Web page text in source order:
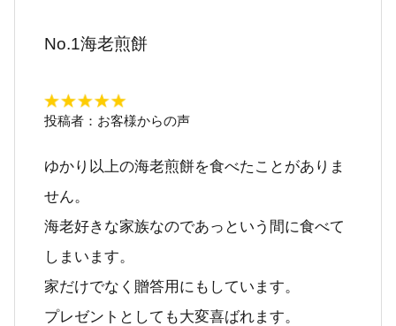
No.1海老煎餅
投稿者： お客様からの声
ゆかり以上の海老煎餅を食べたことがありま
せん。
海老好きな家族なのであっという間に食べて
しまいます。
家だけでなく贈答用にもしています。
プレゼントとしても大変喜ばれます。